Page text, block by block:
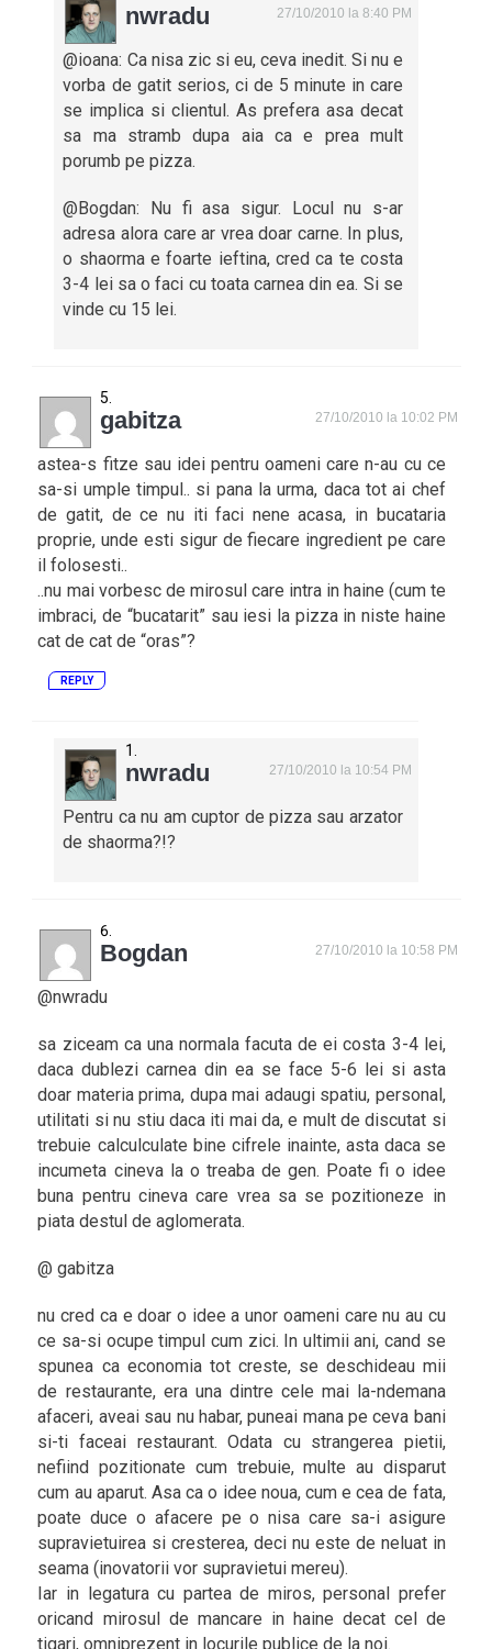
nwradu 27/10/2010 la 8:40 PM
@ioana: Ca nisa zic si eu, ceva inedit. Si nu e
vorba de gatit serios, ci de 5 minute in care
se implica si clientul. As prefera asa decat
sa ma stramb dupa aia ca e prea mult
porumb pe pizza.
@Bogdan: Nu fi asa sigur. Locul nu s-ar
adresa alora care ar vrea doar carne. In plus,
o shaorma e foarte ieftina, cred ca te costa
3-4 lei sa o faci cu toata carnea din ea. Si se
vinde cu 15 lei.
gabitza 27/10/2010 la 10:02 PM
astea-s fitze sau idei pentru oameni care n-au cu ce
sa-si umple timpul.. si pana la urma, daca tot ai chef
de gatit, de ce nu iti faci nene acasa, in bucataria
proprie, unde esti sigur de fiecare ingredient pe care
il folosesti..
..nu mai vorbesc de mirosul care intra in haine (cum te
imbraci, de “bucatarit” sau iesi la pizza in niste haine
cat de cat de “oras”?
REPLY
nwradu 27/10/2010 la 10:54 PM
Pentru ca nu am cuptor de pizza sau arzator
de shaorma?!?
Bogdan 27/10/2010 la 10:58 PM
@nwradu
sa ziceam ca una normala facuta de ei costa 3-4 lei,
daca dublezi carnea din ea se face 5-6 lei si asta
doar materia prima, dupa mai adaugi spatiu, personal,
utilitati si nu stiu daca iti mai da, e mult de discutat si
trebuie calculculate bine cifrele inainte, asta daca se
incumeta cineva la o treaba de gen. Poate fi o idee
buna pentru cineva care vrea sa se pozitioneze in
piata destul de aglomerata.
@ gabitza
nu cred ca e doar o idee a unor oameni care nu au cu
ce sa-si ocupe timpul cum zici. In ultimii ani, cand se
spunea ca economia tot creste, se deschideau mii
de restaurante, era una dintre cele mai la-ndemana
afaceri, aveai sau nu habar, puneai mana pe ceva bani
si-ti faceai restaurant. Odata cu strangerea pietii,
nefiind pozitionate cum trebuie, multe au disparut
cum au aparut. Asa ca o idee noua, cum e cea de fata,
poate duce o afacere pe o nisa care sa-i asigure
supravietuirea si cresterea, deci nu este de neluat in
seama (inovatorii vor supravietui mereu).
Iar in legatura cu partea de miros, personal prefer
oricand mirosul de mancare in haine decat cel de
tigari, omniprezent in locurile publice de la noi.